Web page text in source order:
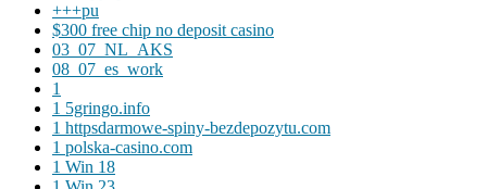
+++pu
$300 free chip no deposit casino
03_07_NL_AKS
08_07_es_work
1
1 5gringo.info
1 httpsdarmowe-spiny-bezdepozytu.com
1 polska-casino.com
1 Win 18